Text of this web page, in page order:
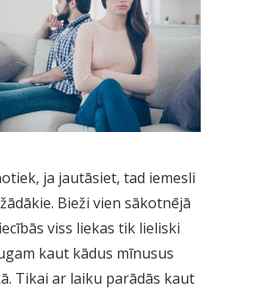
ja jautāsiet, tad iemesli
Bieži vien sākotnējā
viss liekas tik lieliski
kaut kādus mīnusus
Tikai ar laiku parādās kaut